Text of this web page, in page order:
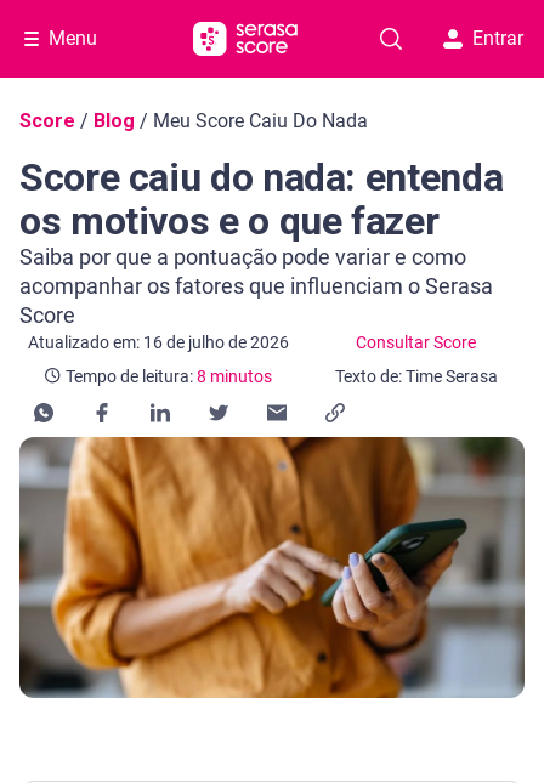
Menu Entrar
Navegação do blog
Score / Blog / Meu Score Caiu Do Nada
Score caiu do nada: entenda
os motivos e o que fazer
Saiba por que a pontuação pode variar e como
acompanhar os fatores que influenciam o Serasa
Score
Atualizado em: 16 de julho de 2026 Consultar Score
Categoria Consultar Score
Tempo de leitura:8 minutos
Tempo de leitura: 8 minutos
Texto de: Time Serasa